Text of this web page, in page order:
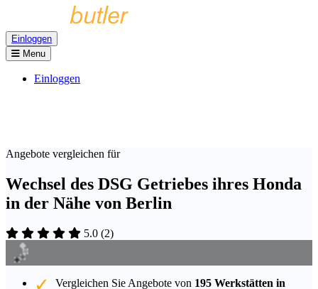
Einloggen
Menu
Einloggen
Angebote vergleichen für
Wechsel des DSG Getriebes ihres Honda
in der Nähe von Berlin
5.0 (2)
Vergleichen Sie Angebote von 195 Werkstätten in